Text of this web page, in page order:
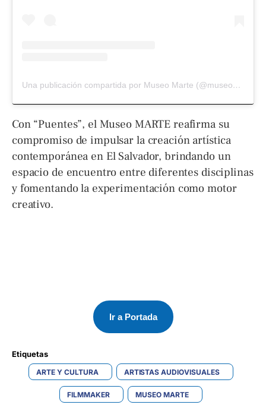
Una publicación compartida por Museo Marte (@museo_marte)
Con “Puentes”, el Museo MARTE reafirma su
compromiso de impulsar la creación artística
contemporánea en El Salvador, brindando un
espacio de encuentro entre diferentes disciplinas
y fomentando la experimentación como motor
creativo.
Ir a Portada
Etiquetas
ARTE Y CULTURA ARTISTAS AUDIOVISUALES
FILMMAKER MUSEO MARTE